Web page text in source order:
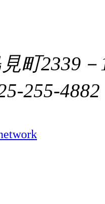
町2339－
255-4882